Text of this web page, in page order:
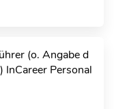
(o. Angabe d
InCareer Personal